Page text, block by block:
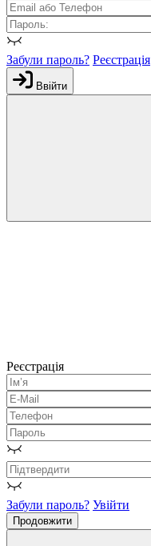
Забули пароль? Реєстрація
Ввійти
Реєстрація
Забули пароль? Увійти
Продовжити